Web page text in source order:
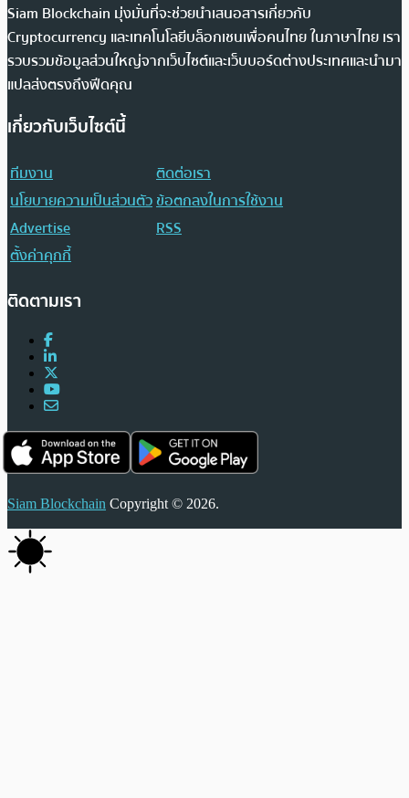
Siam Blockchain มุ่งมั่นที่จะช่วยนำเสนอสารเกี่ยวกับ
Cryptocurrency และเทคโนโลยีบล็อกเชนเพื่อคนไทย ในภาษาไทย เรา
รวบรวมข้อมูลส่วนใหญ่จากเว็บไซต์และเว็บบอร์ดต่างประเทศและนำมา
แปลส่งตรงถึงฟีดคุณ
เกี่ยวกับเว็บไซต์นี้
ทีมงาน
ติดต่อเรา
นโยบายความเป็นส่วนตัวข้อตกลงในการใช้งาน
Advertise
RSS
ตั้งค่าคุกกี้
ติดตามเรา
Siam Blockchain Copyright © 2026.